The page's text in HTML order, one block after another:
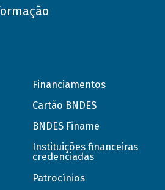
Financiamentos
Cartão BNDES
BNDES Finame
Instituições financeiras
credenciadas
Patrocínios